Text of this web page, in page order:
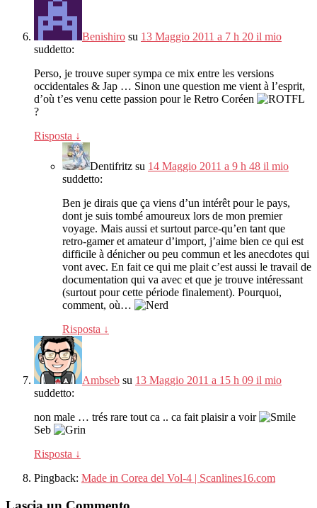
Benishiro su 13 Maggio 2011 a 7 h 20 il mio
suddetto:
Perso, je trouve super sympa ce mix entre les versions
occidentales & Jap … Sinon une question me vient à l’esprit,
d’où t’es venu cette passion pour le Retro Coréen
?
Risposta ↓
Dentifritz su 14 Maggio 2011 a 9 h 48 il mio
suddetto:
Ben je dirais que ça viens d’un intérêt pour le pays,
dont je suis tombé amoureux lors de mon premier
voyage. Mais aussi et surtout parce-qu’en tant que
retro-gamer et amateur d’import, j’aime bien ce qui est
difficile à dénicher ou peu commun et les anecdotes qui
vont avec. En fait ce qui me plait c’est aussi le travail de
documentation qui va avec et que je trouve intéressant
(surtout pour cette période finalement). Pourquoi,
comment, où…
Risposta ↓
Ambseb su 13 Maggio 2011 a 15 h 09 il mio
suddetto:
non male … trés rare tout ca .. ca fait plaisir a voir
Seb
Risposta ↓
Pingback: Made in Corea del Vol-4 | Scanlines16.com